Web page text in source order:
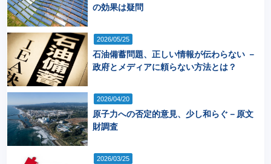
の効果は疑問
2026/05/25
石油備蓄問題、正しい情報が伝わらない －
政府とメディアに頼らない方法とは？
2026/04/20
原子力への否定的意見、少し和らぐ－原文
財調査
2026/03/25